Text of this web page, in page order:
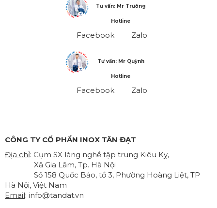
Tư vấn: Mr Trường
Hotline
Facebook Zalo
Tư vấn: Mr Quỳnh
Hotline
Facebook Zalo
CÔNG TY CỔ PHẦN INOX TÂN ĐẠT
Địa chỉ: Cụm SX làng nghề tập trung Kiêu Kỵ,
Xã Gia Lâm, Tp. Hà Nội
Số 158 Quốc Bảo, tổ 3, Phường Hoàng Liệt, TP
Hà Nội, Việt Nam
Email: info@tandat.vn